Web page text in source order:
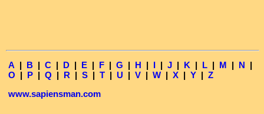
A | B | C | D | E | F | G | H | I | J | K | L | M | N |
O | P | Q | R | S | T | U | V | W | X | Y | Z
www.sapiensman.com